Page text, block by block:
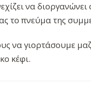
να διοργανώνει
το πνεύμα της
να γιορτάσουμε
κέφι.